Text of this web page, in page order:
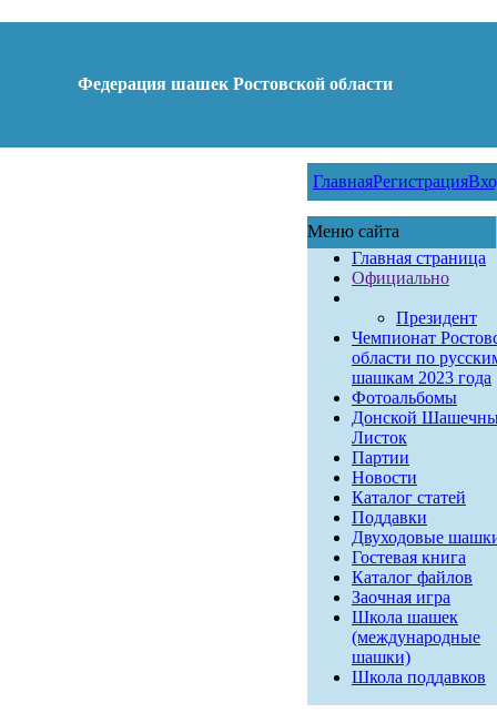
Федерация шашек Ростовской области
ГлавнаяРегистрация
Меню сайта
Главная страница
Официально
Президент
Чемпионат
области по
шашкам 2023 года
Фотоальбомы
Донской
Листок
Партии
Новости
Каталог статей
Поддавки
Двуходовые
Гостевая книга
Каталог файлов
Заочная игра
Школа шашек
(международные
шашки)
Школа поддавков